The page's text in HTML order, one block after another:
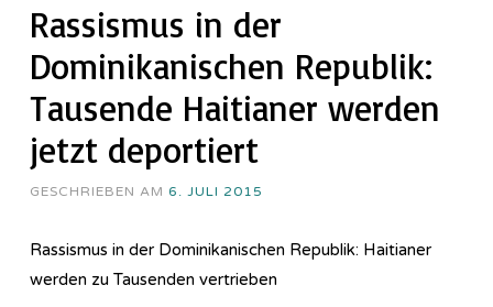
Rassismus in der
Dominikanischen Republik:
Tausende Haitianer werden
jetzt deportiert
GESCHRIEBEN AM 6. JULI 2015
Rassismus in der Dominikanischen Republik: Haitianer
werden zu Tausenden vertrieben